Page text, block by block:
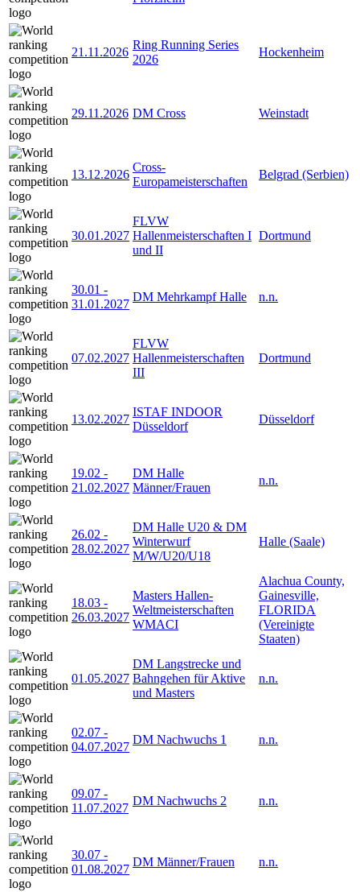
21.11.2026
Ring Running Series
2026
Hockenheim
29.11.2026 DM Cross Weinstadt
13.12.2026
Cross-
Europameisterschaften
Belgrad (Serbien)
30.01.2027
FLVW
Hallenmeisterschaften I
und II
Dortmund
30.01 -
31.01.2027
DM Mehrkampf Halle n.n.
07.02.2027
FLVW
Hallenmeisterschaften
III
Dortmund
13.02.2027
ISTAF INDOOR
Düsseldorf
Düsseldorf
19.02 -
21.02.2027
DM Halle
Männer/Frauen
n.n.
26.02 -
28.02.2027
DM Halle U20 & DM
Winterwurf
M/W/U20/U18
Halle (Saale)
18.03 -
26.03.2027
Masters Hallen-
Weltmeisterschaften
WMACI
Alachua County,
Gainesville,
FLORIDA
(Vereinigte
Staaten)
01.05.2027
DM Langstrecke und
Bahngehen für Aktive
und Masters
n.n.
02.07 -
04.07.2027
DM Nachwuchs 1 n.n.
09.07 -
11.07.2027
DM Nachwuchs 2 n.n.
30.07 -
01.08.2027
DM Männer/Frauen n.n.